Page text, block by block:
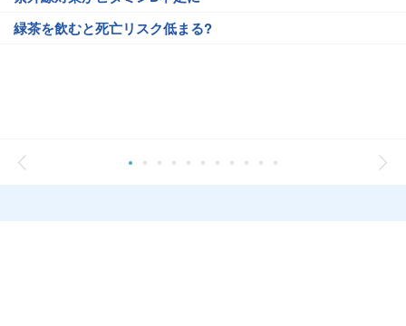
緑茶を飲むと死亡リスク低まる?